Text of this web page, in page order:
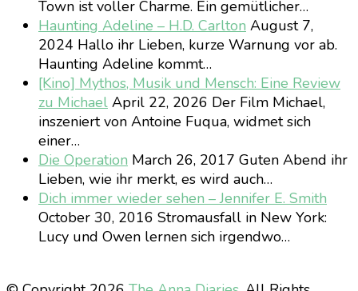
Town ist voller Charme. Ein gemütlicher…
Haunting Adeline – H.D. Carlton August 7,
2024 Hallo ihr Lieben, kurze Warnung vor ab.
Haunting Adeline kommt…
[Kino] Mythos, Musik und Mensch: Eine Review
zu Michael April 22, 2026 Der Film Michael,
inszeniert von Antoine Fuqua, widmet sich
einer…
Die Operation March 26, 2017 Guten Abend ihr
Lieben, wie ihr merkt, es wird auch…
Dich immer wieder sehen – Jennifer E. Smith
October 30, 2016 Stromausfall in New York:
Lucy und Owen lernen sich irgendwo…